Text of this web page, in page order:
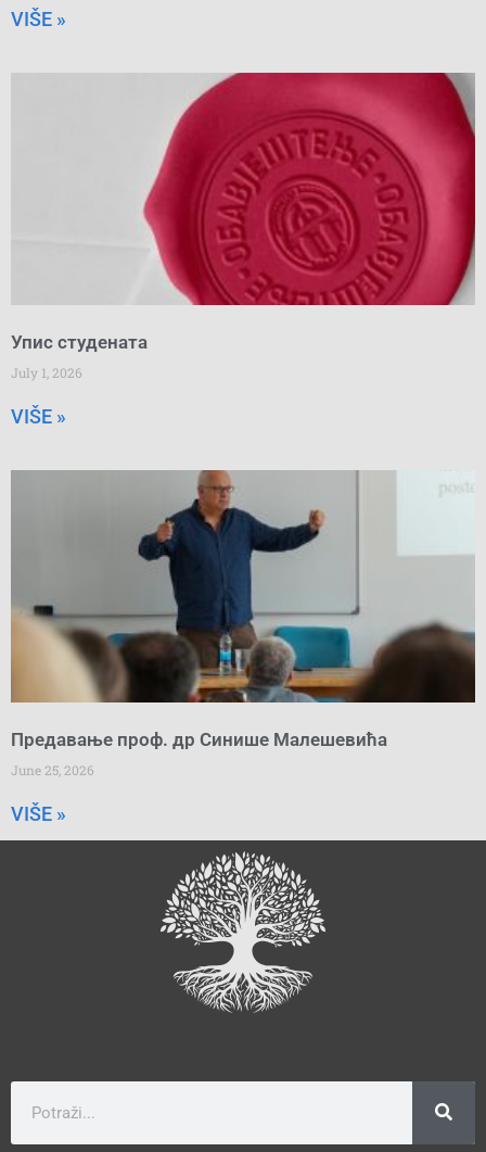
VIŠE »
Упис студената
July 1, 2026
VIŠE »
Предавање проф. др Синише Малешевића
June 25, 2026
VIŠE »